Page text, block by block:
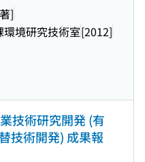
]
境研究技術室[2012]
技術研究開発 (有
技術開発) 成果報